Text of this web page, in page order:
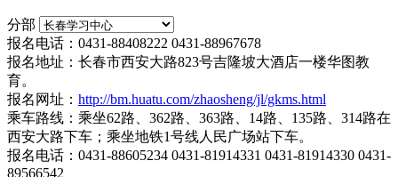
分部
报名电话：0431-88408222 0431-88967678
报名地址：长春市西安大路823号吉隆坡大酒店一楼华图教
育。
报名网址： http://bm.huatu.com/zhaosheng/jl/gkms.html
乘车路线：乘坐62路、362路、363路、14路、135路、314路在
西安大路下车；乘坐地铁1号线人民广场站下车。
报名电话：0431-88605234 0431-81914331 0431-81914330 0431-
89566542